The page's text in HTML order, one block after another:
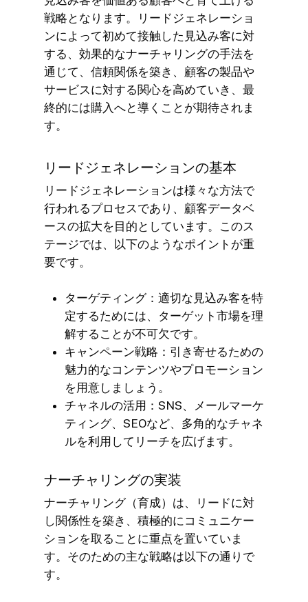
戦略となります。リードジェネレーショ
ンによって初めて接触した見込み客に対
する、効果的なナーチャリングの手法を
通じて、信頼関係を築き、顧客の製品や
サービスに対する関心を高めていき、最
終的には購入へと導くことが期待されま
す。
リードジェネレーションの基本
リードジェネレーションは様々な方法で
行われるプロセスであり、顧客データベ
ースの拡大を目的としています。このス
テージでは、以下のようなポイントが重
要です。
ターゲティング：適切な見込み客を特
定するためには、ターゲット市場を理
解することが不可欠です。
キャンペーン戦略：引き寄せるための
魅力的なコンテンツやプロモーション
を用意しましょう。
チャネルの活用：SNS、メールマーケ
ティング、SEOなど、多角的なチャネ
ルを利用してリーチを広げます。
ナーチャリングの実装
ナーチャリング（育成）は、リードに対
し関係性を築き、積極的にコミュニケー
ションを取ることに重点を置いていま
す。そのための主な戦略は以下の通りで
す。